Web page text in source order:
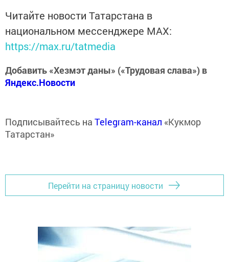
Читайте новости Татарстана в
национальном мессенджере MАХ:
https://max.ru/tatmedia
Добавить «Хезмэт даны» («Трудовая слава») в
Яндекс.Новости
Подписывайтесь на Telegram-канал «Кукмор
Татарстан»
Перейти на страницу новости